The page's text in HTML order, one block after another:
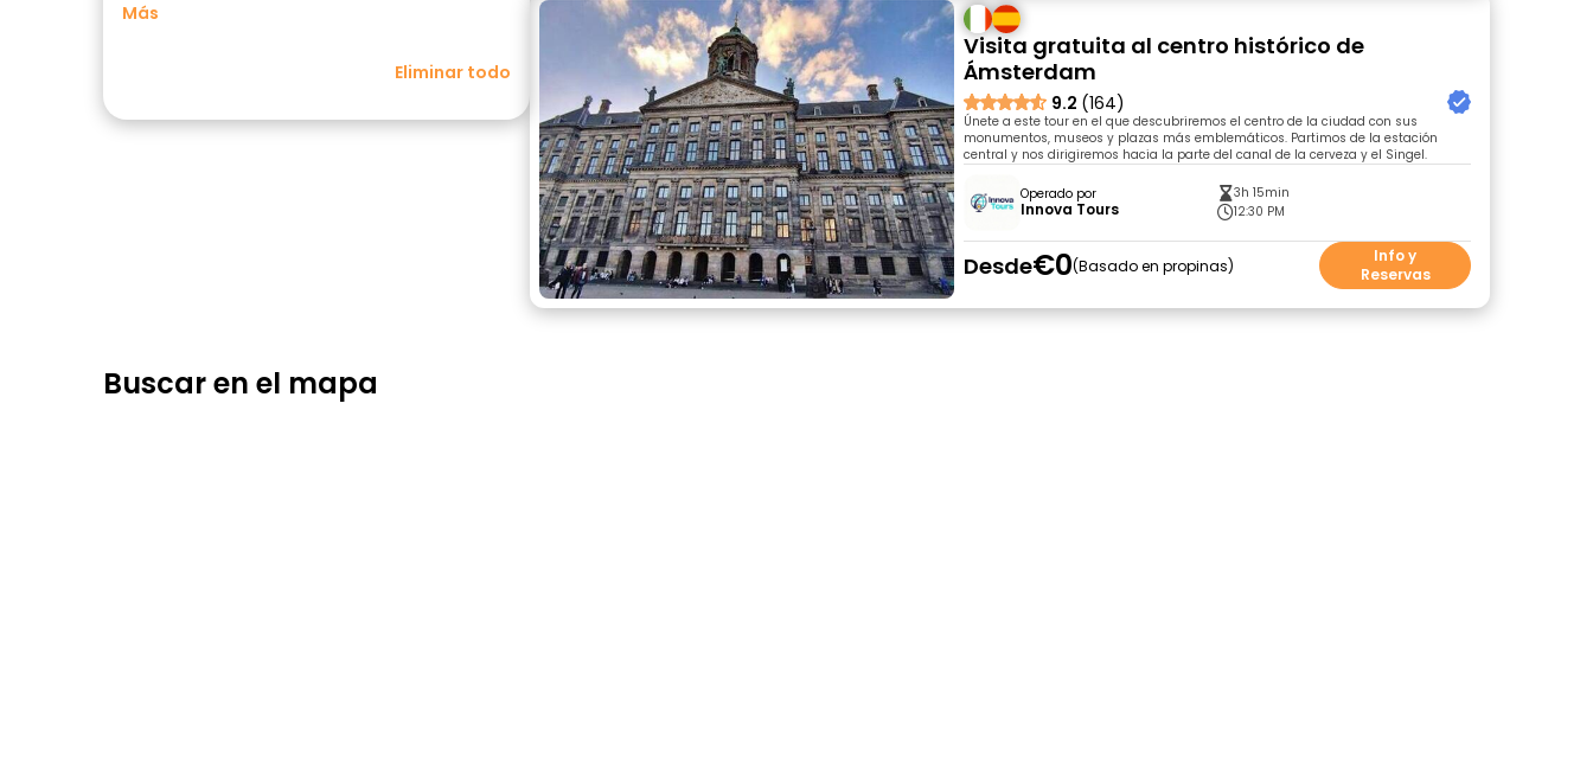
Más
Eliminar todo
Visita gratuita al centro histórico de
Ámsterdam
9.2 (164)
Únete a este tour en el que descubriremos el centro de la ciudad con sus
monumentos, museos y plazas más emblemáticos. Partimos de la estación
central y nos dirigiremos hacia la parte del canal de la cerveza y el Singel.
Operado por
Innova Tours
3h 15min
12:30 PM
Desde€0 Basado en propinas
Info y
Reservas
Buscar en el mapa